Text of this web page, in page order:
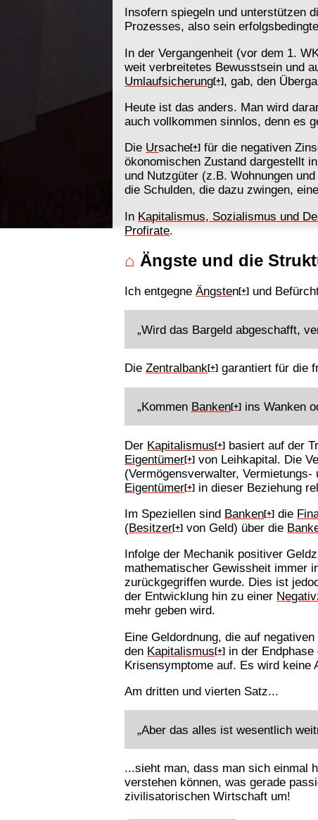
Insofern spiegeln und unterstützen
Prozesses, also sein
In der Vergangenheit (vor dem 1.
weit verbreitetes Bewusstsein und
Umlaufsicherung[+], gab, den
Heute ist das anders. Man wird
auch vollkommen sinnlos, denn es
Die Ursache[+] für die negativen
ökonomischen Zustand dargestellt
und Nutzgüter (z.B. Wohnungen
die Schulden, die dazu zwingen,
In Kapitalismus, Sozialismus und
Profirate.
⌂ Ängste und die
Ich entgegneÄngsten[+] und
„Wird das Bargeld abgeschafft,
DieZentralbank[+] garantiert für die
„Kommen Banken[+]ins Wanken
Der Kapitalismus[+] basiert auf der
Eigentümer[+] von Leihkapital. Die
(Vermögensverwalter,
Eigentümer[+] in dieser Beziehung
Im Speziellen sind Banken[+] die
(Besitzer[+] von Geld) über die
Infolge der Mechanik positiver
mathematischer Gewissheit immer
zurückgegriffen wurde. Dies ist
der Entwicklung hin zu einer
mehr geben wird.
Eine Geldordnung, die auf
den Kapitalismus[+] in der
Krisensymptome auf. Es wird keine
Am dritten und vierten Satz...
„Aber das alles ist wesentlich
...sieht man, dass man sich einmal
verstehen können, was gerade
zivilisatorischen Wirtschaft um!